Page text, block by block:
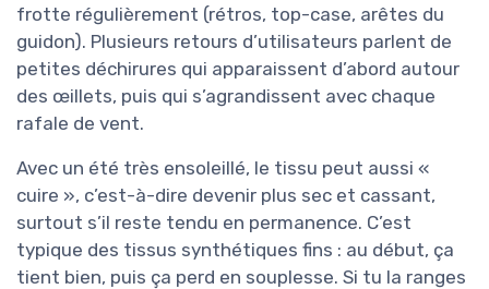
frotte régulièrement (rétros, top-case, arêtes du
guidon). Plusieurs retours d’utilisateurs parlent de
petites déchirures qui apparaissent d’abord autour
des œillets, puis qui s’agrandissent avec chaque
rafale de vent.
Avec un été très ensoleillé, le tissu peut aussi «
cuire », c’est-à-dire devenir plus sec et cassant,
surtout s’il reste tendu en permanence. C’est
typique des tissus synthétiques fins : au début, ça
tient bien, puis ça perd en souplesse. Si tu la ranges